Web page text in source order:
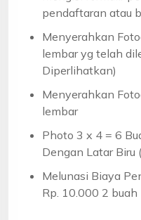
pendaftaran atau
Menyerahkan
lembar yg telah
Diperlihatkan)
Menyerahkan
lembar
Photo 3 x 4 = 6
Dengan Latar Biru
Melunasi Biaya
Rp. 10.000 2 buah